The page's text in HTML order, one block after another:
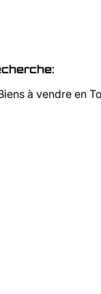
:
à vendre en